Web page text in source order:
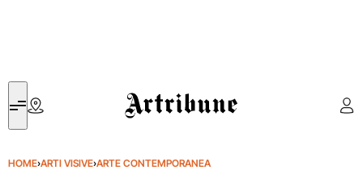
Artribune
HOME›ARTI VISIVE›ARTE CONTEMPORANEA